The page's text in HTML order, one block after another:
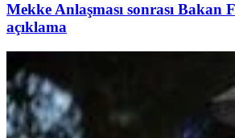
Mekke Anlaşması sonrası
açıklama